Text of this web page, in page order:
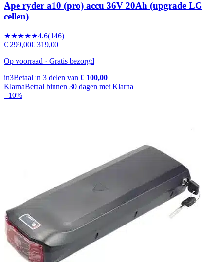
Ape ryder a10 (pro) accu 36V 20Ah (upgrade LG
cellen)
★★★★★4.6(146)
€ 299,00€ 319,00
Op voorraad · Gratis bezorgd
in3Betaal in 3 delen van € 100,00
KlarnaBetaal binnen 30 dagen met Klarna
−10%